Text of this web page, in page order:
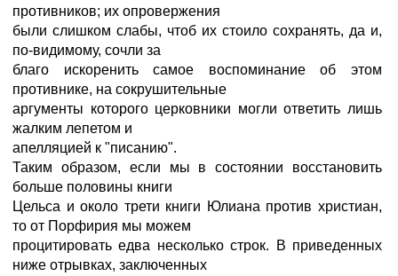
противников; их опровержения
были слишком слабы, чтоб их стоило сохранять, да и,
по-видимому, сочли за
благо искоренить самое воспоминание об этом
противнике, на сокрушительные
аргументы которого церковники могли ответить лишь
жалким лепетом и
апелляцией к "писанию".
Таким образом, если мы в состоянии восстановить
больше половины книги
Цельса и около трети книги Юлиана против христиан,
то от Порфирия мы можем
процитировать едва несколько строк. В приведенных
ниже отрывках, заключенных